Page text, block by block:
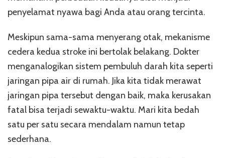
penyelamat nyawa bagi Anda atau orang tercinta.
Meskipun sama-sama menyerang otak, mekanisme
cedera kedua stroke ini bertolak belakang. Dokter
menganalogikan sistem pembuluh darah kita seperti
jaringan pipa air di rumah. Jika kita tidak merawat
jaringan pipa tersebut dengan baik, maka kerusakan
fatal bisa terjadi sewaktu-waktu. Mari kita bedah
satu per satu secara mendalam namun tetap
sederhana.